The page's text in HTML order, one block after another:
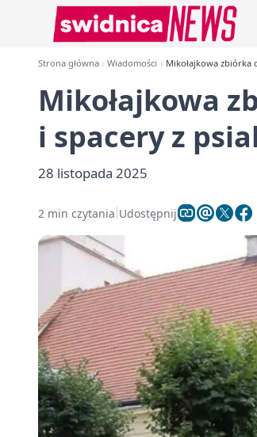
Strona główna Wiadomości Mikołajkowa zbiórka
Mikołajkowa
i spacery z
28 listopada 2025
2 min czytania Udostępnij